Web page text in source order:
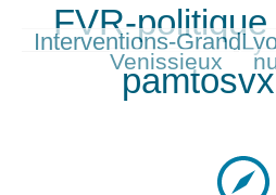
947/947
FVR-politique
414/947
491/947
Interventions-
409/947
Venissieux
pamtosvx